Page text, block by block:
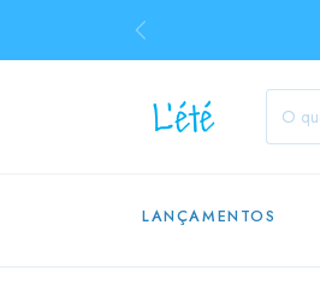
LANÇAMENTOS